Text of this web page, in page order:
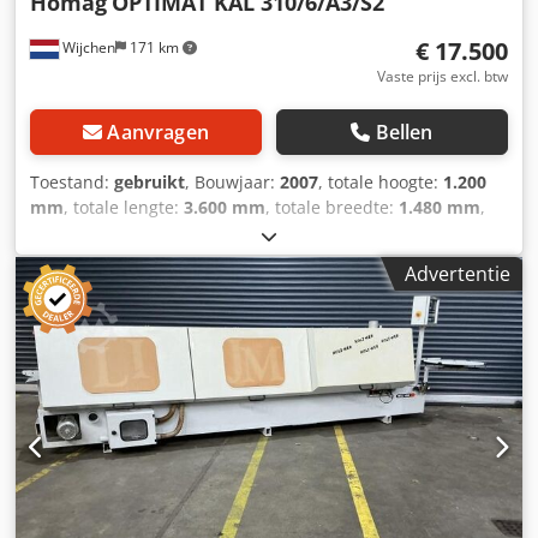
Wijchen 171 km € 17.500
Vaste prijs excl. btw
Aanvragen Bellen
Toestand: gebruikt, Bouwjaar: 2007, totale hoogte: 1.200
mm, totale lengte: 3.600 mm, totale breedte: 1.480 mm,
Kleur: Grijs - Machine beschikbaar vanaf: 2025-12-15 -
Bouwjaar: 2007 - Documentatie aanwezig: Ja - CE
markering aanwezig: Ja - CE certificaat aanwezig: Nee -
Serienummer: - Aantal units [st.]: 8 - └ 1e Unittype:
Voorfreesunit - - Gereedschap aanwezig: Ja - └ 2e Unittype:
Lijmunit - └ 3e Unittype: Aandruk rollen - - Gereedschap
aanwezig: Ja - └ 4e Unittype: Kapunit - - Gereedschap
aanwezig: Ja - └ 5e Unittype: Grof freesunit - -
Gereedschap aanwezig: Ja - └ 6e Unittype: Radius-
schraapunit Dkjdex Ei Syopfx Amnjr - - Gereedschap
aanwezig: Ja - └ 7e Unittype: Vlakschraapunit - -
Gereedschap aanwezig: Ja - └ 8e Unittype: Borstelunit -
Advertentie